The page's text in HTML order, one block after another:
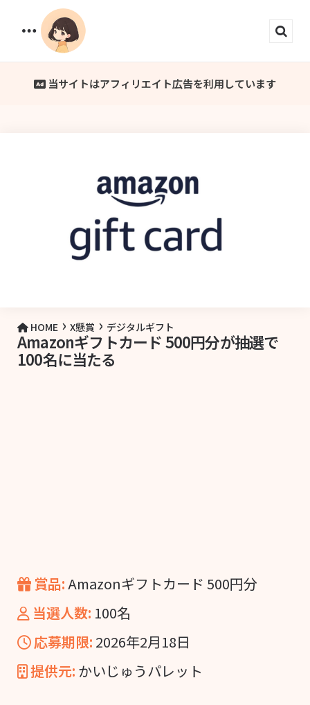
Menu
当サイトはアフィリエイト広告を利用しています
HOME › X懸賞 › デジタルギフト
Amazonギフトカード 500円分が抽選で
100名に当たる
賞品:Amazonギフトカード 500円分
当選人数: 100名
応募期限: 2026年2月18日
提供元: かいじゅうパレット